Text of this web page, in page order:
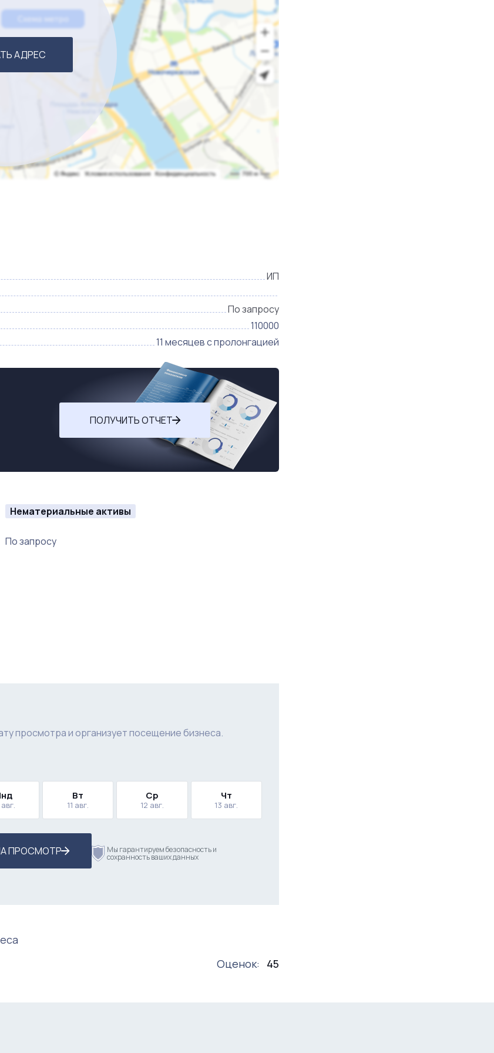
ID объявления 2024
АДРЕС
ИП
По запросу
110000
11 месяцев с пролонгацией
ПОЛУЧИТЬ ОТЧЕТ
Нематериальные активы
По запросу
просмотра и организует посещение бизнеса.
Вт
11 авг.
Ср
12 авг.
Чт
13 авг.
ПРОСМОТР Мы гарантируем безопасность и
сохранность ваших данных
Оценок: 45